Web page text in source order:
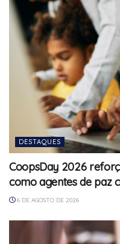
DESTAQUES
CoopsDay 2026
como agentes de paz
6 DE AGOSTO DE 2026